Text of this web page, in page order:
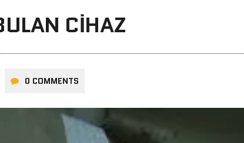
CIHAZ
0 COMMENTS